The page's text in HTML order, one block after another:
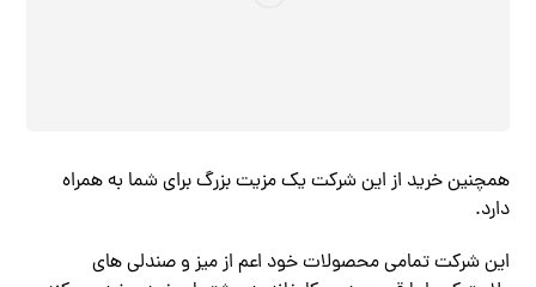
همچنین خرید از این شرکت یک مزیت بزرگ برای شما به همراه
دارد.
این شرکت تمامی محصولات خود اعم از میز و صندلی های